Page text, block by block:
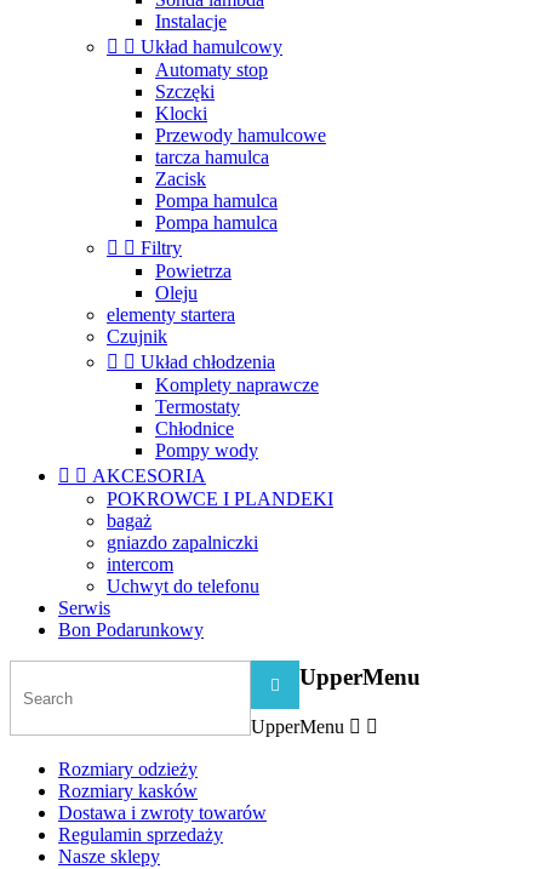
Instalacje
  Układ hamulcowy
Automaty stop
Szczęki
Klocki
Przewody hamulcowe
tarcza hamulca
Zacisk
Pompa hamulca
Pompa hamulca
  Filtry
Powietrza
Oleju
elementy startera
Czujnik
  Układ chłodzenia
Komplety naprawcze
Termostaty
Chłodnice
Pompy wody
  AKCESORIA
POKROWCE I PLANDEKI
bagaż
gniazdo zapalniczki
intercom
Uchwyt do telefonu
Serwis
Bon Podarunkowy
 UpperMenu
UpperMenu  
Rozmiary odzieży
Rozmiary kasków
Dostawa i zwroty towarów
Regulamin sprzedaży
Nasze sklepy